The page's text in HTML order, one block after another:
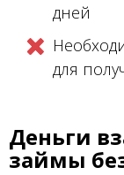
дней
для
Деньги
займы